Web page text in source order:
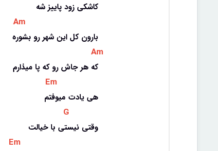
کاشکی زود پاییز شه
Am
بارون کل این شهر رو بشوره
Am
که هر جاش رو که پا میذارم
Em
هی یادت میوفتم
G
وقتی نیستی با خیالت
Em